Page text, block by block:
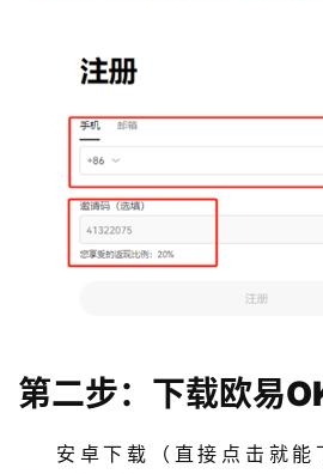
第二步：下载欧易
安卓下载（直接点击就能